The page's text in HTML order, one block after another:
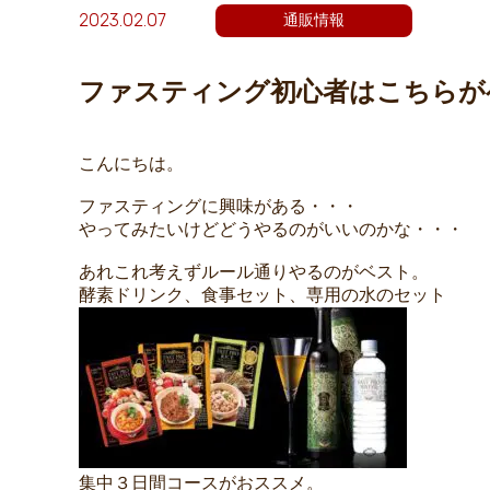
2023.02.07 通販情報
ファスティング初心者はこちら
こんにちは。
ファスティングに興味がある・・・
やってみたいけどどうやるのがいいのかな・・・
あれこれ考えずルール通りやるのがベスト。
酵素ドリンク、食事セット、専用の水のセット
集中３日間コースがおススメ。